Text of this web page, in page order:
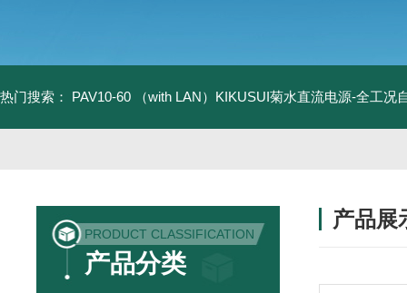
热门搜索： PAV10-60 （with LAN）KIKUSUI菊水直流电源-全工况
PRODUCT CLASSIFICATION
产品分类
产品展